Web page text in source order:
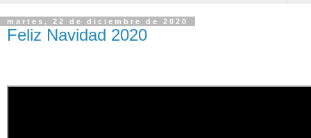
martes, 22 de diciembre de 2020
Feliz Navidad 2020